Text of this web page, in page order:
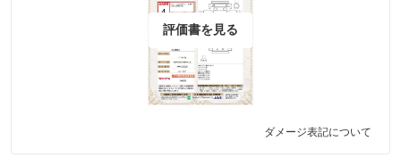
評価書を見る
ダメージ表記について